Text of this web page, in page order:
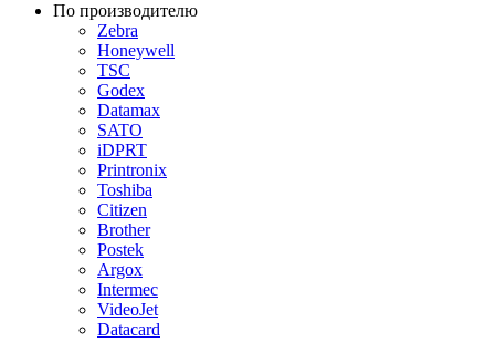
По производителю
Zebra
Honeywell
TSC
Godex
Datamax
SATO
iDPRT
Printronix
Toshiba
Citizen
Brother
Postek
Argox
Intermec
VideoJet
Datacard